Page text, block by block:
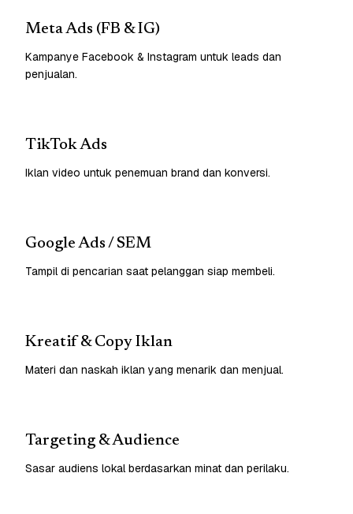
Meta Ads (FB & IG)
Kampanye Facebook & Instagram untuk leads dan
penjualan.
TikTok Ads
Iklan video untuk penemuan brand dan konversi.
Google Ads / SEM
Tampil di pencarian saat pelanggan siap membeli.
Kreatif & Copy Iklan
Materi dan naskah iklan yang menarik dan menjual.
Targeting & Audience
Sasar audiens lokal berdasarkan minat dan perilaku.